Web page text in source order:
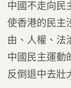
中國不走向民
使香港的民主
由、人權、法
中國民主運動
反倒退中去壯